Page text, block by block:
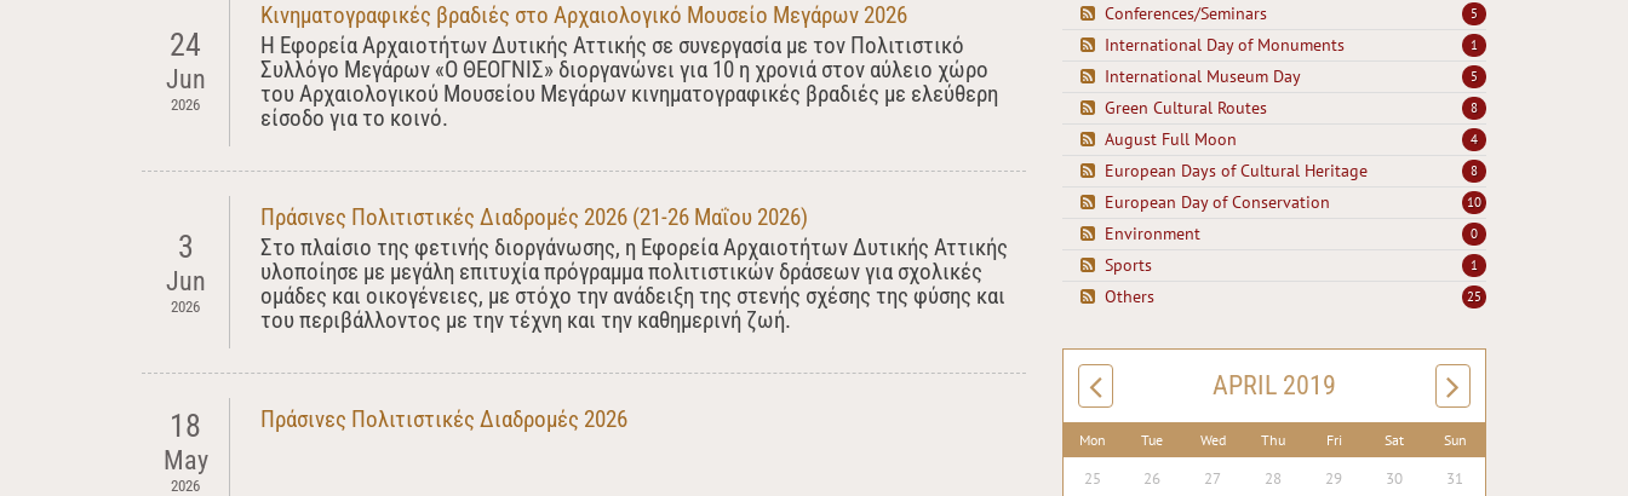
24
Jun
2026
Κινηματογραφικές βραδιές στο Αρχαιολογικό Μουσείο Μεγάρων 2026
Η Εφορεία Αρχαιοτήτων Δυτικής Αττικής σε συνεργασία με τον Πολιτιστικό
Συλλόγο Μεγάρων «Ο ΘΕΟΓΝΙΣ» διοργανώνει για 10 η χρονιά στον αύλειο χώρο
του Αρχαιολογικού Μουσείου Μεγάρων κινηματογραφικές βραδιές με ελεύθερη
είσοδο για το κοινό.
3
Jun
2026
Πράσινες Πολιτιστικές Διαδρομές 2026 (21-26 Μαΐου 2026)
Στο πλαίσιο της φετινής διοργάνωσης, η Εφορεία Αρχαιοτήτων Δυτικής Αττικής
υλοποίησε με μεγάλη επιτυχία πρόγραμμα πολιτιστικών δράσεων για σχολικές
ομάδες και οικογένειες, με στόχο την ανάδειξη της στενής σχέσης της φύσης και
του περιβάλλοντος με την τέχνη και την καθημερινή ζωή.
18
May
2026
Πράσινες Πολιτιστικές Διαδρομές 2026
5
Conferences/Seminars
1
International Day of Monuments
5
International Museum Day
8
Green Cultural Routes
4
August Full Moon
8
European Days of Cultural Heritage
10
European Day of Conservation
0
Environment
1
Sports
25
Others
APRIL 2019
Mon Tue Wed Thu Fri Sat Sun
25 26 27 28 29 30 31